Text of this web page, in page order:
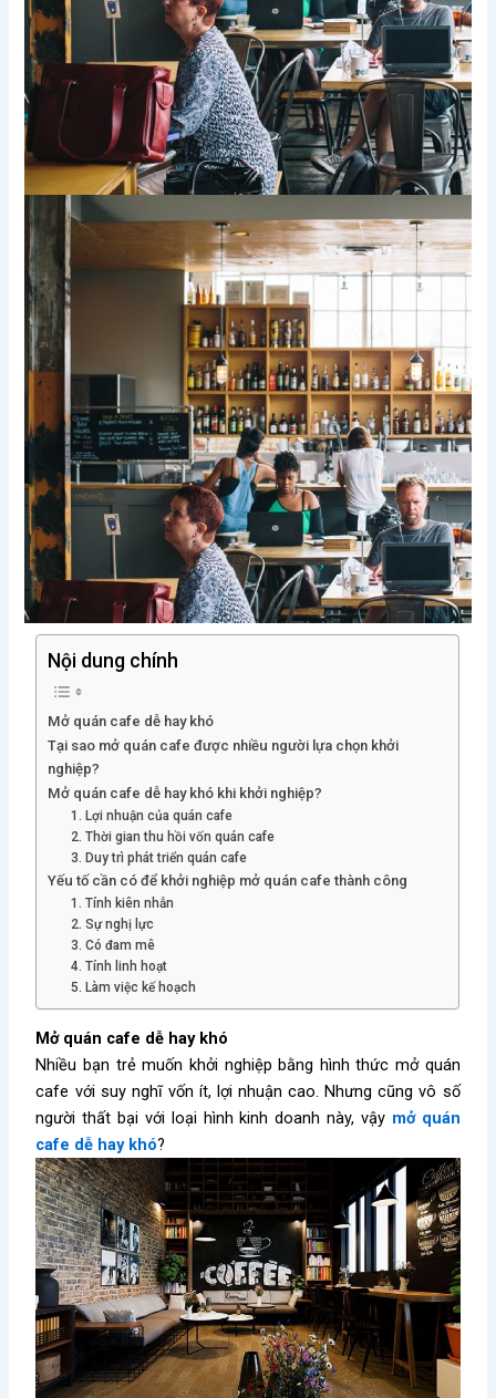
Nội dung chính
Mở quán cafe dễ hay khó
Tại sao mở quán cafe được nhiều người lựa chọn khởi
nghiệp?
Mở quán cafe dễ hay khó khi khởi nghiệp?
1. Lợi nhuận của quán cafe
2. Thời gian thu hồi vốn quán cafe
3. Duy trì phát triển quán cafe
Yếu tố cần có để khởi nghiệp mở quán cafe thành công
1. Tính kiên nhẫn
2. Sự nghị lực
3. Có đam mê
4. Tính linh hoạt
5. Làm việc kế hoạch
Mở quán cafe dễ hay khó
Nhiều bạn trẻ muốn khởi nghiệp bằng hình thức mở quán
cafe với suy nghĩ vốn ít, lợi nhuận cao. Nhưng cũng vô số
người thất bại với loại hình kinh doanh này, vậy mở quán
cafe dễ hay khó?